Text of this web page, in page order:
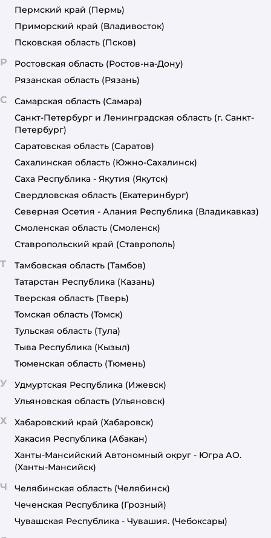
Пермский край (Пермь)
Приморский край (Владивосток)
Псковская область (Псков)
Р Ростовская область (Ростов-на-Дону)
Рязанская область (Рязань)
С Самарская область (Самара)
Санкт-Петербург и Ленинградская область (г. Санкт-
Петербург)
Саратовская область (Саратов)
Сахалинская область (Южно-Сахалинск)
Саха Республика - Якутия (Якутск)
Свердловская область (Екатеринбург)
Северная Осетия - Алания Республика (Владикавказ)
Смоленская область (Смоленск)
Ставропольский край (Ставрополь)
Т Тамбовская область (Тамбов)
Татарстан Республика (Казань)
Тверская область (Тверь)
Томская область (Томск)
Тульская область (Тула)
Тыва Республика (Кызыл)
Тюменская область (Тюмень)
У Удмуртская Республика (Ижевск)
Ульяновская область (Ульяновск)
Х Хабаровский край (Хабаровск)
Хакасия Республика (Абакан)
Ханты-Мансийский Автономный округ - Югра АО.
(Ханты-Мансийск)
Ч Челябинская область (Челябинск)
Чеченская Республика (Грозный)
Чувашская Республика - Чувашия. (Чебоксары)